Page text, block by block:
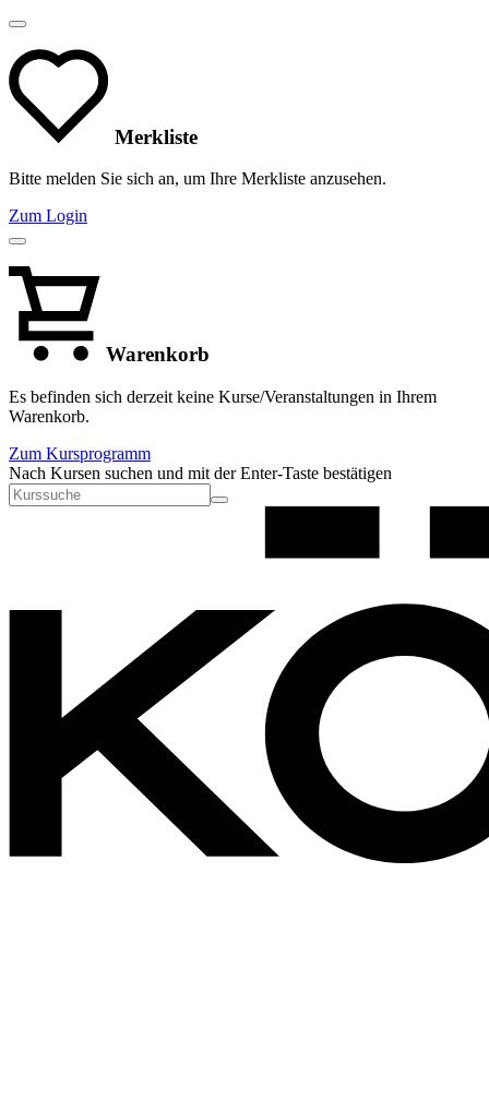
Merkliste
Bitte melden Sie sich an, um Ihre Merkliste anzusehen.
Zum Login
Warenkorb
Es befinden sich derzeit keine Kurse/Veranstaltungen in Ihrem
Warenkorb.
Zum Kursprogramm
Nach Kursen suchen und mit der Enter-Taste bestätigen